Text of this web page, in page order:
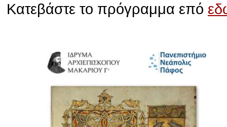
Κατεβάστε το πρόγραμμα επό